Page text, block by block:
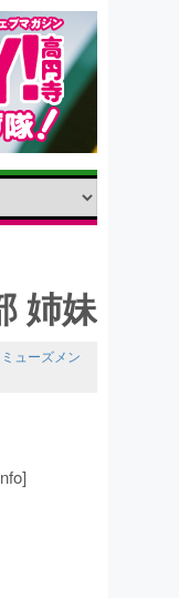
姉妹
ューズメン